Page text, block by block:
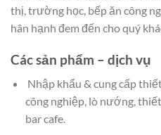
thị, trường học, bếp ăn công
hân hạnh đem đến cho quý
Các sản phẩm – dịch vụ
Nhập khẩu & cung cấp
công nghiệp, lò nướng,
bar cafe.